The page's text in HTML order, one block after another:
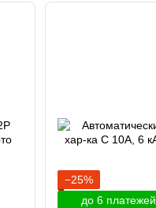
−25%
до 6 платежей